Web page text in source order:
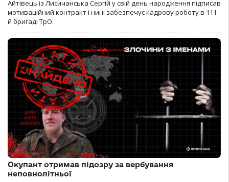
Айтівець із Лисичанська Сергій у свій день народження підписав
мотиваційний контракт і нині забезпечує кадрову роботу в 111-
й бригаді ТрО.
Окупант отримав підозру за вербування
неповнолітньої